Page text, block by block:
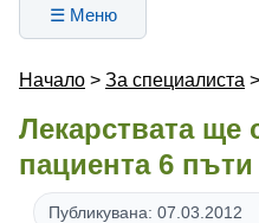
☰ Меню
Начало > За специалиста >
Лекарствата ще
пациента 6
Публикувана: 07.03.2012